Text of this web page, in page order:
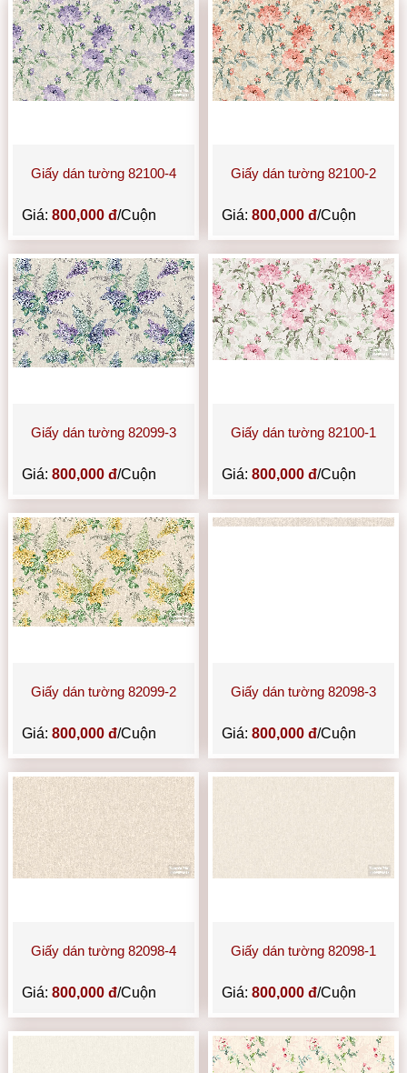
Giấy dán tường 82100-4
Giá:800,000 đ/Cuộn
Giấy dán tường 82100-2
Giá: 800,000 đ/Cuộn
Giấy dán tường 82099-3
Giá:800,000 đ/Cuộn
Giấy dán tường 82100-1
Giá: 800,000 đ/Cuộn
Giấy dán tường 82099-2
Giá:800,000 đ/Cuộn
Giấy dán tường 82098-3
Giá: 800,000 đ/Cuộn
Giấy dán tường 82098-4
Giá:800,000 đ/Cuộn
Giấy dán tường 82098-1
Giá: 800,000 đ/Cuộn